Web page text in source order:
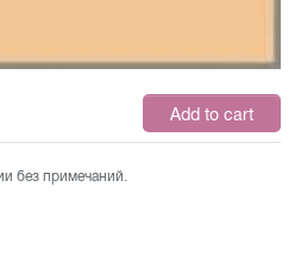
Add to cart
без примечаний.